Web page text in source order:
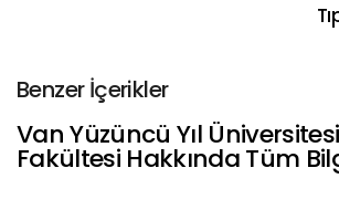
Benzer İçerikler
Van Yüzüncü Yıl
Fakültesi Hakkında Tüm